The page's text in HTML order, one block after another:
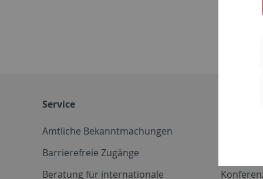
Service
Amtliche Bekanntmachungen
Barrierefreie Zugänge
Beratung für internationale